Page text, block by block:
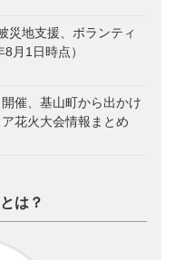
災地支援、ボランティ
月1日時点）
催、基山町から出かけ
花火大会情報まとめ
は？